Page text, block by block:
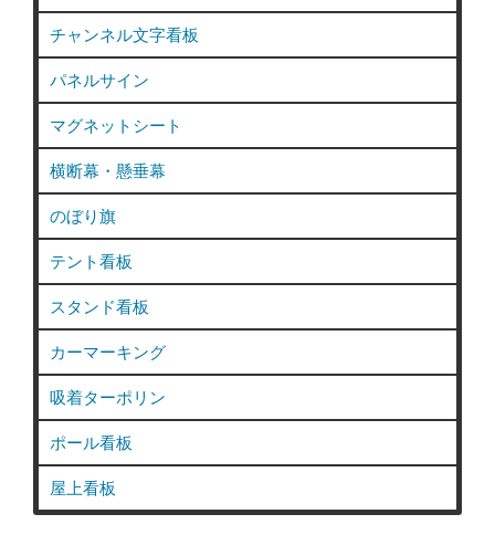
チャンネル文字看板
パネルサイン
マグネットシート
横断幕・懸垂幕
のぼり旗
テント看板
スタンド看板
カーマーキング
吸着ターポリン
ポール看板
屋上看板